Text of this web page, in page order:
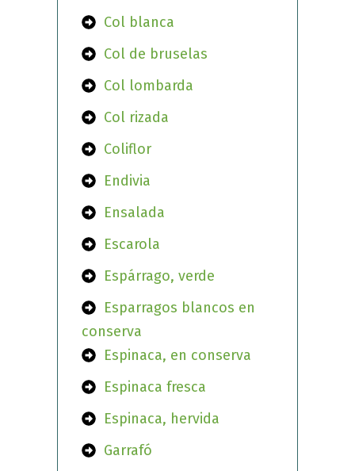
Col blanca
Col de bruselas
Col lombarda
Col rizada
Coliflor
Endivia
Ensalada
Escarola
Espárrago, verde
Esparragos blancos en
conserva
Espinaca, en conserva
Espinaca fresca
Espinaca, hervida
Garrafó